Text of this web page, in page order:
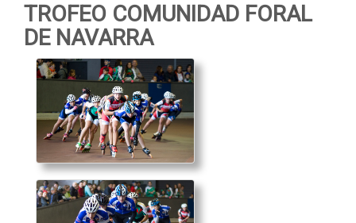
TROFEO COMUNIDAD FORAL
DE NAVARRA